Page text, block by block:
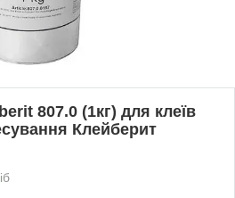
807.0 (1кг) для клеїв
Клейберит